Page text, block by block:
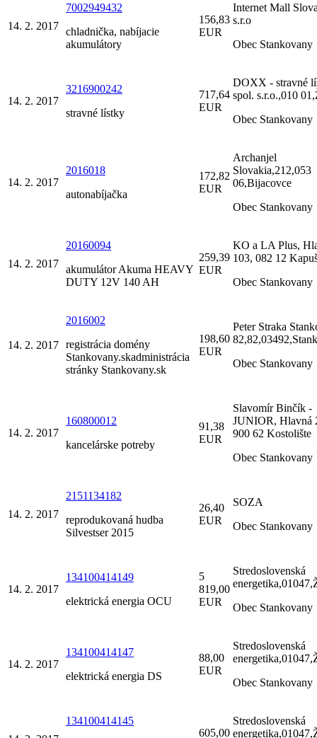
14. 2. 2017
7002949432
chladnička, nabíjacie
akumulátory
156,83
EUR
Internet Mall
s.r.o
Obec Stankovany
14. 2. 2017
3216900242
stravné lístky
717,64
EUR
DOXX - stravné
spol. s.r.o.,010
Obec Stankovany
14. 2. 2017
2016018
autonabíjačka
172,82
EUR
Archanjel
Slovakia,212,053
06,Bijacovce
Obec Stankovany
14. 2. 2017
20160094
akumulátor Akuma HEAVY
DUTY 12V 140 AH
259,39
EUR
KO a LA Plus,
103, 082 12
Obec Stankovany
14. 2. 2017
2016002
registrácia domény
Stankovany.skadministrácia
stránky Stankovany.sk
198,60
EUR
Peter Straka
Obec Stankovany
14. 2. 2017
160800012
kancelárske potreby
91,38
EUR
Slavomír Binčík -
JUNIOR, Hlavná
900 62 Kostolište
Obec Stankovany
14. 2. 2017
2151134182
reprodukovaná hudba
Silvestser 2015
26,40
EUR
SOZA
Obec Stankovany
14. 2. 2017
134100414149
elektrická energia OCU
5
819,00
EUR
Stredoslovenská
Obec Stankovany
14. 2. 2017
134100414147
elektrická energia DS
88,00
EUR
Stredoslovenská
Obec Stankovany
134100414145
605,00
Stredoslovenská